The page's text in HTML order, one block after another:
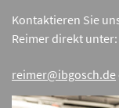
Kontaktieren Sie
Reimer direkt unter:
reimer@ibgosch.de